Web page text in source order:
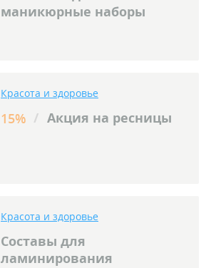
маникюрные наборы
Красота и здоровье
15% / Акция на ресницы
Красота и здоровье
Составы для
ламинирования